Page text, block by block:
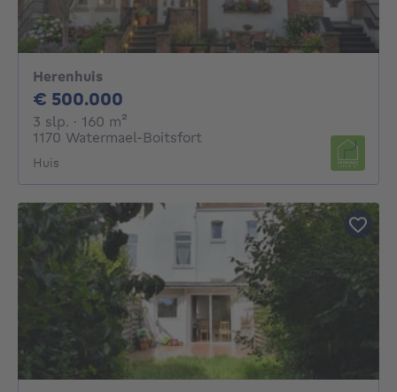
Herenhuis
€ 500.000
3 slp. 3 slaapkamers
· 160 m²
1170 Watermael-Boitsfort
Huis